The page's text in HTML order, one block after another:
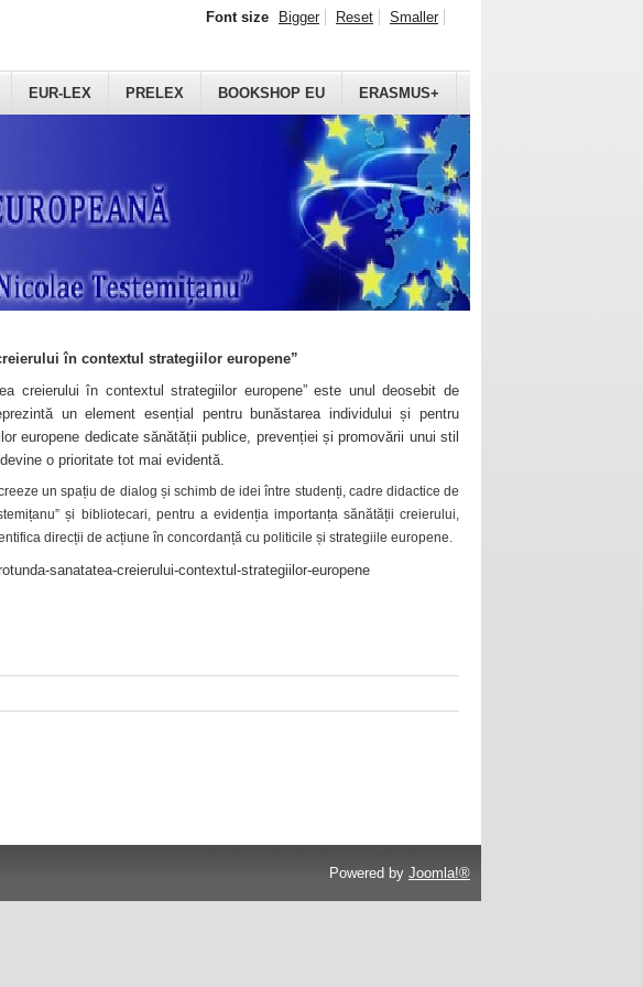
EUR-LEX PRELEX BOOKSHOP EU ERASMUS+
Font size Bigger Reset Smaller
în contextul strategiilor europene”
creierului în contextul strategiilor europene” este unul deosebit de
un element esențial pentru bunăstarea individului și pentru
europene dedicate sănătății publice, prevenției și promovării unui stil
o prioritate tot mai evidentă.
un spațiu de dialog și schimb de idei între studenți, cadre didactice de
și bibliotecari, pentru a evidenția importanța sănătății creierului,
direcții de acțiune în concordanță cu politicile și strategiile europene.
sanatatea-creierului-contextul-strategiilor-europene
Powered by Joomla!®